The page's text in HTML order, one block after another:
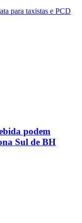
para taxistas e PCD
podem
Sul de BH